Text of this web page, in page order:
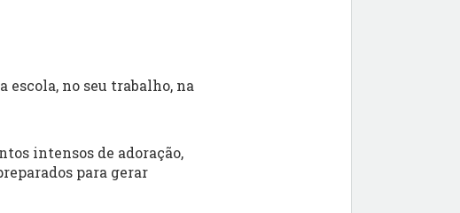
escola, no seu trabalho, na
intensos de adoração,
para gerar